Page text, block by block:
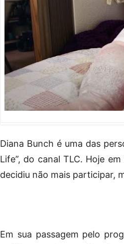
Diana Bunch é uma das
Life”, do canal TLC. Hoje
decidiu não mais participar,
Em sua passagem pelo